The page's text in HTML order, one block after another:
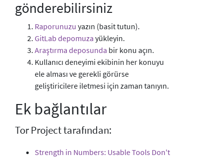
gönderebilirsiniz
Raporunuzu yazın (basit tutun).
GitLab depomuza yükleyin.
Araştırma deposunda bir konu açın.
Kullanıcı deneyimi ekibinin her konuyu
ele alması ve gerekli görürse
geliştiricilere iletmesi için zaman tanıyın.
Ek bağlantılar
Tor Project tarafından:
Strength in Numbers: Usable Tools Don't